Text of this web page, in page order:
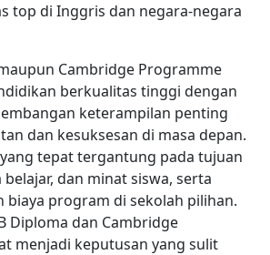
top di Inggris dan negara-negara
Cambridge Programme
berkualitas tinggi dengan
keterampilan penting
dan kesuksesan di masa depan.
tepat tergantung pada tujuan
dan minat siswa, serta
biaya program di sekolah pilihan.
Diploma dan Cambridge
menjadi keputusan yang sulit